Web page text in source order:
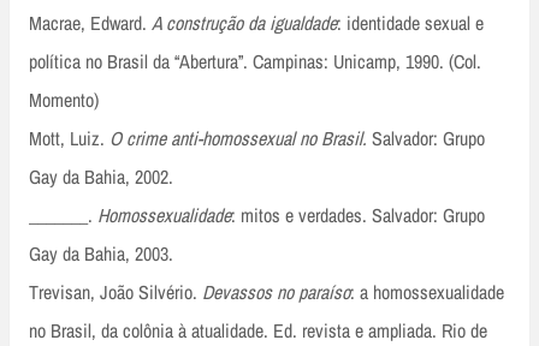
Macrae, Edward. A construção da igualdade: identidade sexual e
política no Brasil da “Abertura”. Campinas: Unicamp, 1990. (Col.
Momento)
Mott, Luiz. O crime anti-homossexual no Brasil. Salvador: Grupo
Gay da Bahia, 2002.
_______. Homossexualidade: mitos e verdades. Salvador: Grupo
Gay da Bahia, 2003.
Trevisan, João Silvério. Devassos no paraíso: a homossexualidade
no Brasil, da colônia à atualidade. Ed. revista e ampliada. Rio de